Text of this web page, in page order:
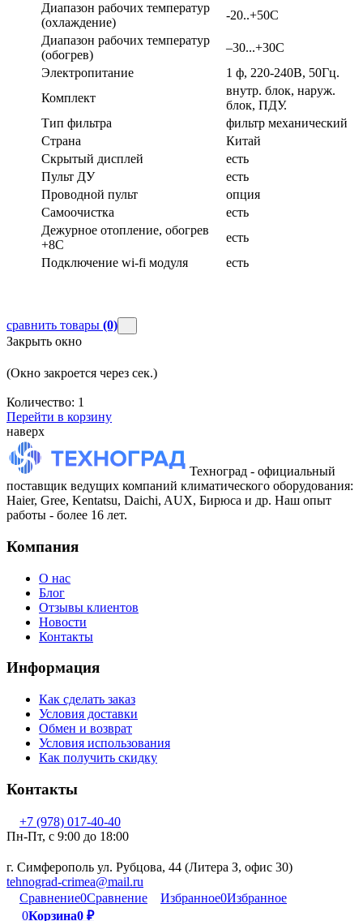
Диапазон рабочих температур
(охлаждение)
-20..+50C
Диапазон рабочих температур
(обогрев)
–30...+30C
Электропитание
1 ф, 220-240В, 50Гц.
Комплект
внутр. блок, наруж.
блок, ПДУ.
Тип фильтра
фильтр механический
Страна
Китай
Скрытый дисплей
есть
Пульт ДУ
есть
Проводной пульт
опция
Самоочистка
есть
Дежурное отопление, обогрев
+8С
есть
Подключение wi-fi модуля
есть
сравнить товары (0)
Закрыть окно
(Окно закроется через сек.)
Количество: 1
Перейти в корзину
наверх
Техноград - официальный
поставщик ведущих компаний климатического оборудования:
Haier, Gree, Kentatsu, Daichi, AUX, Бирюса и др. Наш опыт
работы - более 16 лет.
Компания
О нас
Блог
Отзывы клиентов
Новости
Контакты
Информация
Как сделать заказ
Условия доставки
Обмен и возврат
Условия использования
Как получить скидку
Контакты
+7 (978) 017-40-40
Пн-Пт, c 9:00 до 18:00
г. Симферополь ул. Рубцова, 44 (Литера З, офис 30)
tehnograd-crimea@mail.ru
Сравнение0Сравнение Избранное0Избранное
0Корзина0 ₽